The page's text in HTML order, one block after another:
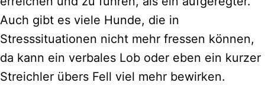
Auch gibt es viele Hunde, die in
Stresssituationen nicht mehr fressen können,
da kann ein verbales Lob oder eben ein kurzer
Streichler übers Fell viel mehr bewirken.